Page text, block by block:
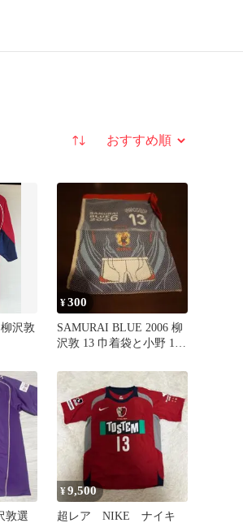
並び替え
沢敦
¥300
SAMURAI BLUE 2006 柳
沢敦 13 巾着袋と小野 18
敦選
¥9,500
超レア NIKE ナイキ